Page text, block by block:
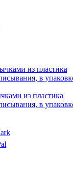
из пластика
в